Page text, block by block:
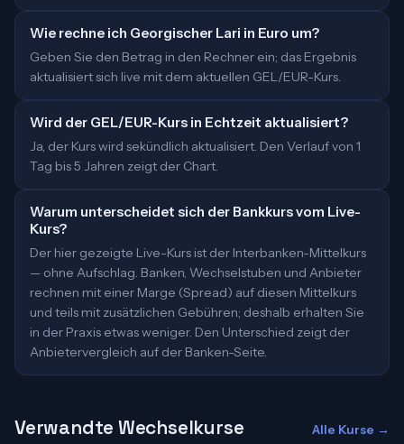
Wie rechne ich Georgischer Lari in Euro um?
Geben Sie den Betrag in den Rechner ein; das Ergebnis
aktualisiert sich live mit dem aktuellen GEL/EUR-Kurs.
Wird der GEL/EUR-Kurs in Echtzeit aktualisiert?
Ja, der Kurs wird sekündlich aktualisiert. Den Verlauf von 1
Tag bis 5 Jahren zeigt der Chart.
Warum unterscheidet sich der Bankkurs vom Live-
Kurs?
Der hier gezeigte Live-Kurs ist der Interbanken-Mittelkurs
— ohne Aufschlag. Banken, Wechselstuben und Anbieter
rechnen mit einer Marge (Spread) auf diesen Mittelkurs
und teils mit zusätzlichen Gebühren; deshalb erhalten Sie
in der Praxis etwas weniger. Den Unterschied zeigt der
Anbietervergleich auf der Banken-Seite.
Verwandte Wechselkurse Alle Kurse →